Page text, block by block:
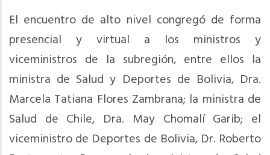
El encuentro de alto nivel congregó de forma
presencial y virtual a los ministros y
viceministros de la subregión, entre ellos la
ministra de Salud y Deportes de Bolivia, Dra.
Marcela Tatiana Flores Zambrana; la ministra de
Salud de Chile, Dra. May Chomalí Garib; el
viceministro de Deportes de Bolivia, Dr. Roberto